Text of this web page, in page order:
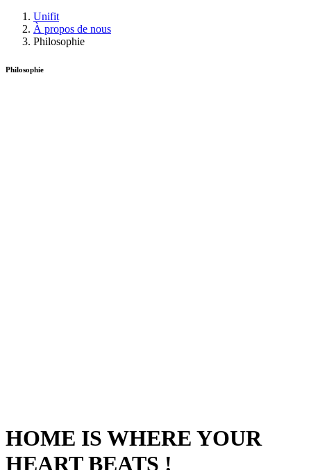
Unifit
À propos de nous
Philosophie
Philosophie
HOME IS WHERE YOUR
HEART BEATS !